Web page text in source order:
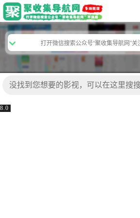
8.0